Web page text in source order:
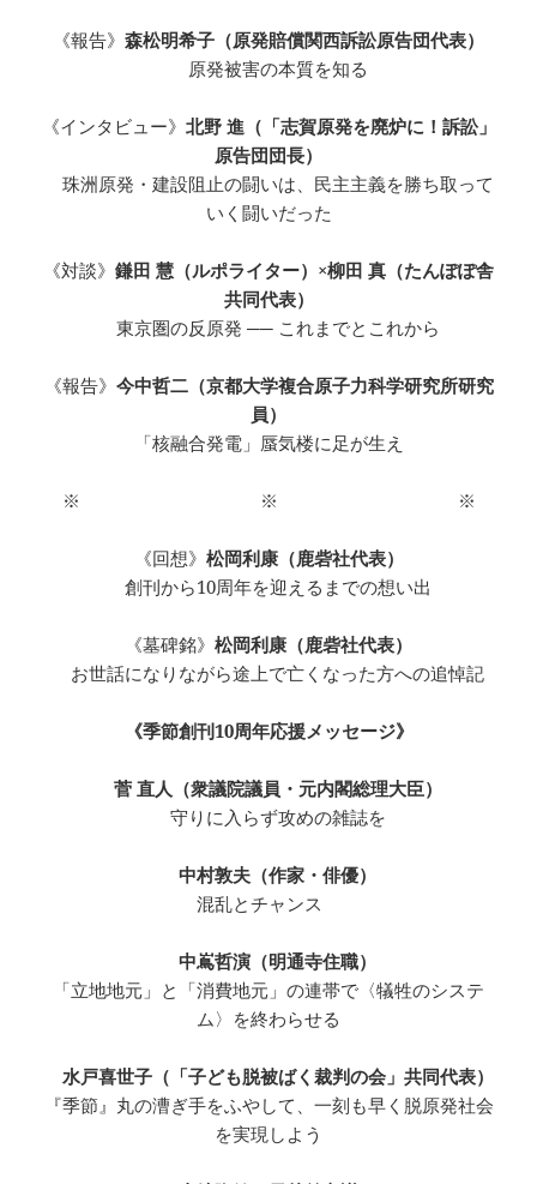
《報告》 森松明希子（原発賠償関西訴訟原告団代表）
原発被害の本質を知る
《インタビュー》 北野 進（「志賀原発を廃炉に！訴訟」
原告団団長）
珠洲原発・建設阻止の闘いは、民主主義を勝ち取って
いく闘いだった
《対談》 鎌田 慧（ルポライター）×柳田 真（たんぽぽ舎
共同代表）
東京圏の反原発 ── これまでとこれから
《報告》 今中哲二（京都大学複合原子力科学研究所研究
員）
「核融合発電」蜃気楼に足が生え
※ ※ ※
《回想》 松岡利康（鹿砦社代表）
創刊から10周年を迎えるまでの想い出
《墓碑銘》 松岡利康（鹿砦社代表）
お世話になりながら途上で亡くなった方への追悼記
《季節創刊10周年応援メッセージ》
菅 直人（衆議院議員・元内閣総理大臣）
守りに入らず攻めの雑誌を
中村敦夫（作家・俳優）
混乱とチャンス
中嶌哲演（明通寺住職）
「立地地元」と「消費地元」の連帯で〈犠牲のシステ
ム〉を終わらせる
水戸喜世子（「子ども脱被ばく裁判の会」共同代表）
『季節』丸の漕ぎ手をふやして、一刻も早く脱原発社会
を実現しよう